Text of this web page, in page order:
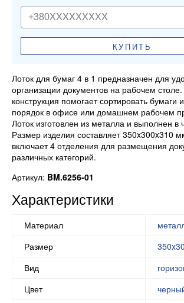
КУПИТЬ
Лоток для бумаг 4 в 1 предназначен для
организации документов на рабочем
конструкция помогает сортировать бумаги
порядок в офисе или домашнем рабочем
Лоток изготовлен из металла и выполнен в
Размер изделия составляет 350x300x310
включает 4 отделения для размещения
различных категорий.
Артикул: BM.6256-01
Характеристики
Материал
Размер
Вид
Цвет